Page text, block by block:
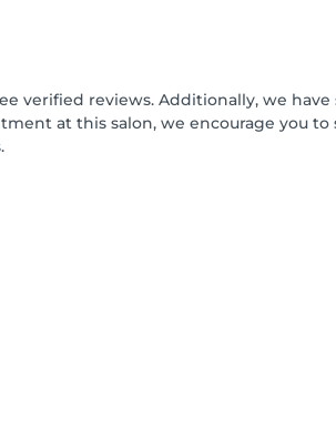
verified reviews. Additionally, we
at this salon, we encourage you